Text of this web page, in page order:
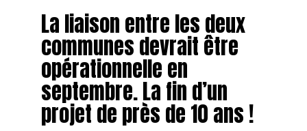
La liaison entre les deux
communes devrait être
opérationnelle en
septembre. La fin d’un
projet de près de 10 ans !